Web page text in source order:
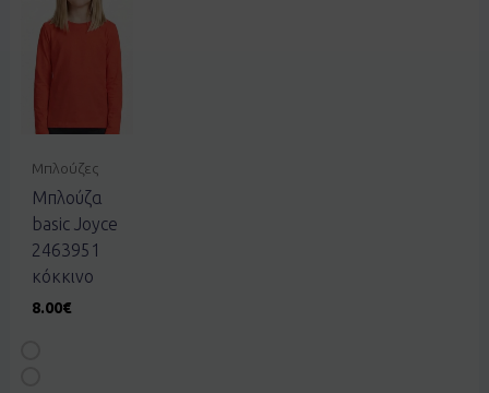
Μπλούζες
Μπλούζα
basic Joyce
2463951
κόκκινο
8.00€